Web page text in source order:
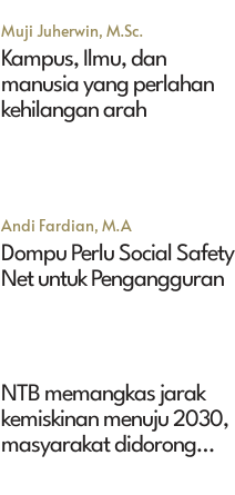
Muji Juherwin, M.Sc.
Kampus, Ilmu, dan
manusia yang perlahan
kehilangan arah
Andi Fardian, M.A
Dompu Perlu Social Safety
Net untuk Pengangguran
NTB memangkas jarak
kemiskinan menuju 2030,
masyarakat didorong